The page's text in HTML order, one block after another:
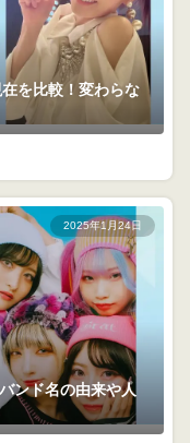
を比較！変わらな
2025年1月24日
ンド名の由来や人